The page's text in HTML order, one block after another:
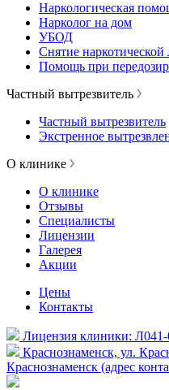
Наркологическая
Нарколог на дом
УБОД
Снятие наркотической
Помощь при
Частный вытрезвитель
Частный вытрезвитель
Экстренное
О клинике
О клинике
Отзывы
Специалисты
Лицензии
Галерея
Акции
Цены
Контакты
Лицензия клиники: Л041-
Краснознаменск, ул.
Краснознаменск (адрес